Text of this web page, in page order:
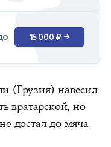
15 000 ₽ →
(Грузия) навесил
вратарской, но
достал до мяча.